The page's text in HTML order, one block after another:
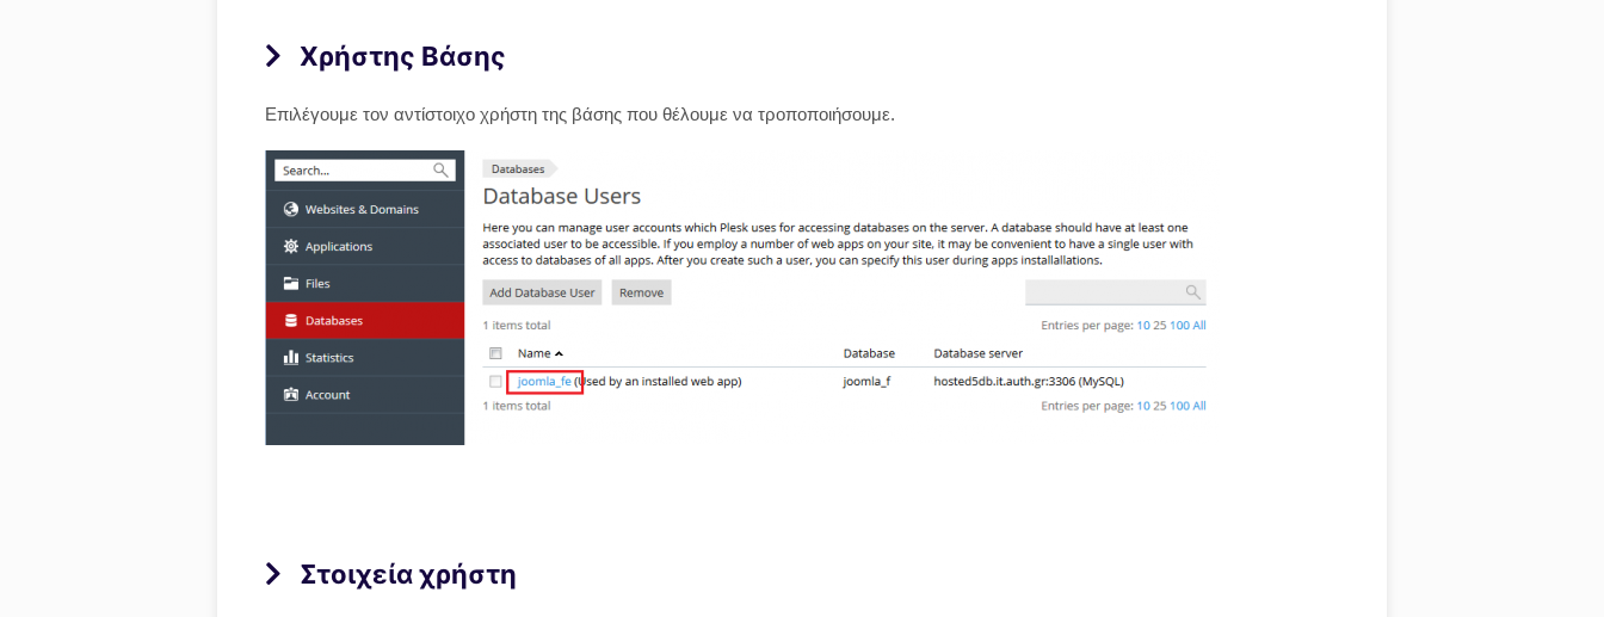
Χρήστης Βάσης
Επιλέγουμε τον αντίστοιχο χρήστη της βάσης που θέλουμε να τροποποιήσουμε.
Στοιχεία χρήστη